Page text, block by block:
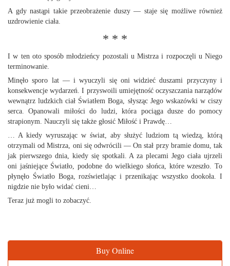
A gdy nastąpi takie przeobrażenie duszy — staje się możliwe również
uzdrowienie ciała.
* * *
I w ten oto sposób młodzieńcy pozostali u Mistrza i rozpoczęli u Niego
terminowanie.
Minęło sporo lat — i wyuczyli się oni widzieć duszami przyczyny i
konsekwencje wydarzeń. I przyswoili umiejętność oczyszczania narządów
wewnątrz ludzkich ciał Światłem Boga, słysząc Jego wskazówki w ciszy
serca. Opanowali miłości do ludzi, która pociąga dusze do pomocy
strapionym. Nauczyli się także głosić Miłość i Prawdę…
… A kiedy wyruszając w świat, aby służyć ludziom tą wiedzą, którą
otrzymali od Mistrza, oni się odwrócili — On stał przy bramie domu, tak
jak pierwszego dnia, kiedy się spotkali. A za plecami Jego ciała ujrzeli
oni jaśniejące Światło, podobne do wielkiego słońca, które wzeszło. To
płynęło Światło Boga, rozświetlając i przenikając wszystko dookoła. I
nigdzie nie było widać cieni…
Teraz już mogli to zobaczyć.
Buy Online